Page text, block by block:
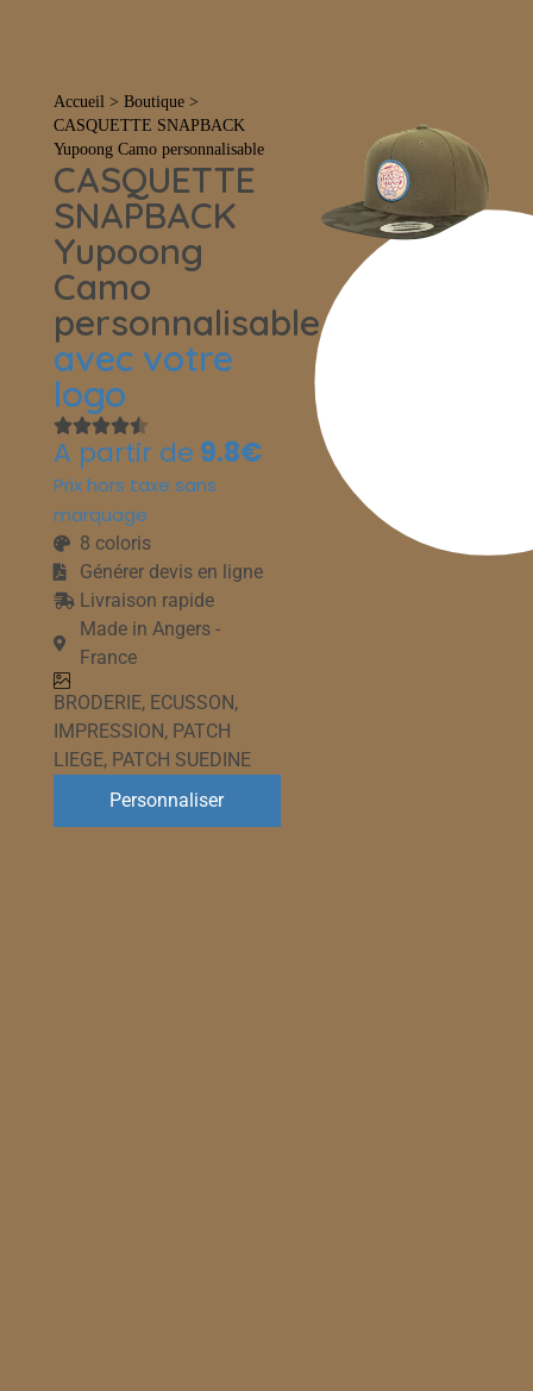
Accueil> Boutique>
CASQUETTE SNAPBACK
Yupoong Camo personnalisable
CASQUETTE
SNAPBACK
Yupoong
Camo
personnalisable
avec votre
logo
A partir de 9.8€
Prix hors taxe sans
marquage
8 coloris
Générer devis en ligne
Livraison rapide
Made in Angers -
France
BRODERIE, ECUSSON,
IMPRESSION, PATCH
LIEGE, PATCH SUEDINE
Personnaliser